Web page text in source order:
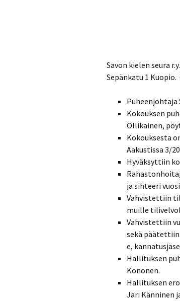
Savon kielen seura
Sepänkatu 1
Puheenjohtaja
Kokouksen
Ollikainen,
Kokouksesta
Aakustissa 3/
Hyväksyttiin
ja sihteeri
Vahvistettiin
muille
Vahvistettiin
sekä päätettiin
e,
Hallituksen
Kononen.
Hallituksen
Jari Känninen